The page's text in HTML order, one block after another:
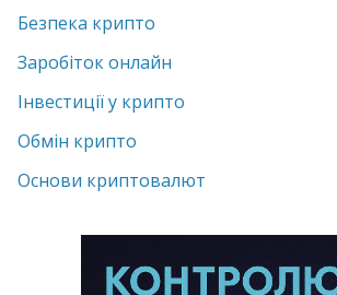
Безпека крипто
Заробіток онлайн
Інвестиції у крипто
Обмін крипто
Основи криптовалют